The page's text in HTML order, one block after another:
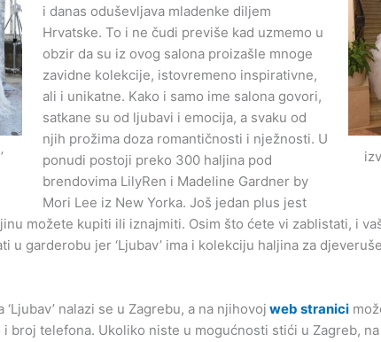
i danas oduševljava mladenke diljem
Hrvatske. To i ne čudi previše kad uzmemo u
obzir da su iz ovog salona proizašle mnoge
zavidne kolekcije, istovremeno inspirativne,
ali i unikatne. Kako i samo ime salona govori,
satkane su od ljubavi i emocija, a svaku od
njih prožima doza romantičnosti i nježnosti. U
ponudi postoji preko 300 haljina pod
brendovima LilyRen i Madeline Gardner by
Mori Lee iz New Yorka. Još jedan plus jest
možete kupiti ili iznajmiti. Osim što ćete vi zablistati, i
u garderobu jer ‘Ljubav’ ima i kolekciju haljina za
‘Ljubav’ nalazi se u Zagrebu, a na njihovoj web stranici
i broj telefona. Ukoliko niste u mogućnosti stići u Zagreb,